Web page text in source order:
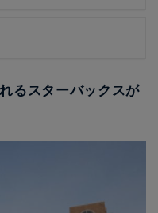
るスターバックスが